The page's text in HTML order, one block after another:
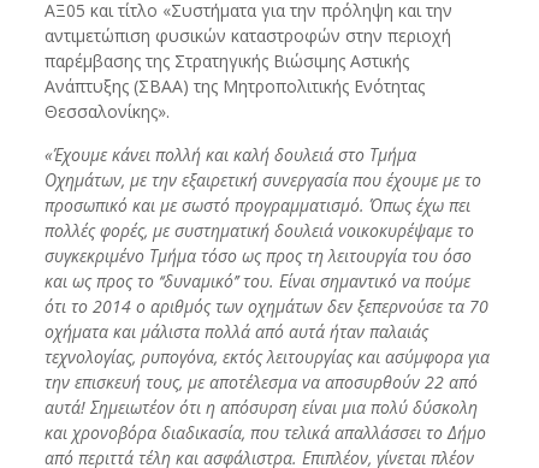
ΑΞ05 και τίτλο «Συστήματα για την πρόληψη και την
αντιμετώπιση φυσικών καταστροφών στην περιοχή
παρέμβασης της Στρατηγικής Βιώσιμης Αστικής
Ανάπτυξης (ΣΒΑΑ) της Μητροπολιτικής Ενότητας
Θεσσαλονίκης».
«Έχουμε κάνει πολλή και καλή δουλειά στο Τμήμα
Οχημάτων, με την εξαιρετική συνεργασία που έχουμε με το
προσωπικό και με σωστό προγραμματισμό. Όπως έχω πει
πολλές φορές, με συστηματική δουλειά νοικοκυρέψαμε το
συγκεκριμένο Τμήμα τόσο ως προς τη λειτουργία του όσο
και ως προς το ‘‘δυναμικό’’ του. Είναι σημαντικό να πούμε
ότι το 2014 ο αριθμός των οχημάτων δεν ξεπερνούσε τα 70
οχήματα και μάλιστα πολλά από αυτά ήταν παλαιάς
τεχνολογίας, ρυπογόνα, εκτός λειτουργίας και ασύμφορα για
την επισκευή τους, με αποτέλεσμα να αποσυρθούν 22 από
αυτά! Σημειωτέον ότι η απόσυρση είναι μια πολύ δύσκολη
και χρονοβόρα διαδικασία, που τελικά απαλλάσσει το Δήμο
από περιττά τέλη και ασφάλιστρα. Επιπλέον, γίνεται πλέον